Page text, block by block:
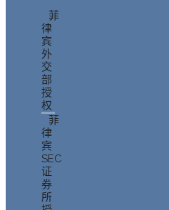
菲
律
宾
外
交
部
授
权
菲
律
宾
SEC
证
券
所